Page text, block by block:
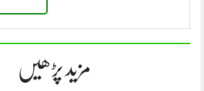
مزید پڑھیں